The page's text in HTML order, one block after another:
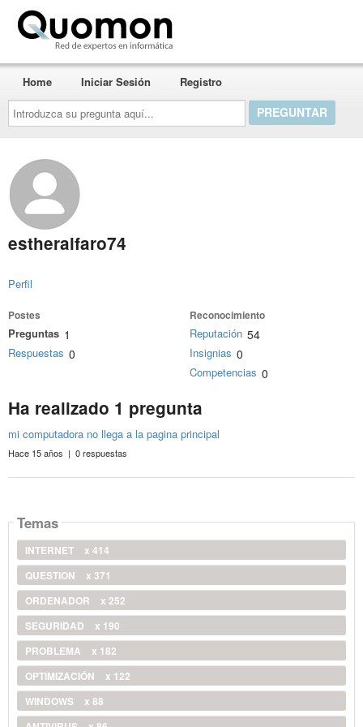
Introduzca
su
pregunta
aquí...
Home Iniciar Sesión Registro
estheralfaro74
Perfil
Postes
Preguntas 1
Respuestas 0
Reconocimiento
Reputación 54
Insignias 0
Competencias 0
Ha realizado 1 pregunta
mi computadora no llega a la pagina principal
Hace 15 años | 0 respuestas
Temas
INTERNET
x 414
QUESTION
x 371
ORDENADOR
x 252
SEGURIDAD
x 190
PROBLEMA
x 182
OPTIMIZACIÓN
x 122
WINDOWS
x 88